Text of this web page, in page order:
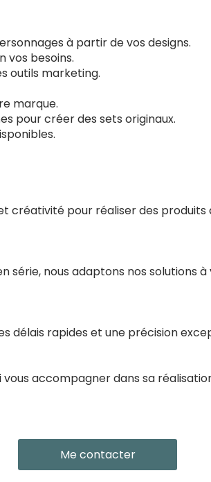
à partir de vos designs.
vos besoins.
outils marketing.
marque.
pour créer des sets originaux.
créativité pour réaliser des
série, nous adaptons nos
délais rapides et une précision
accompagner dans sa
Me contacter